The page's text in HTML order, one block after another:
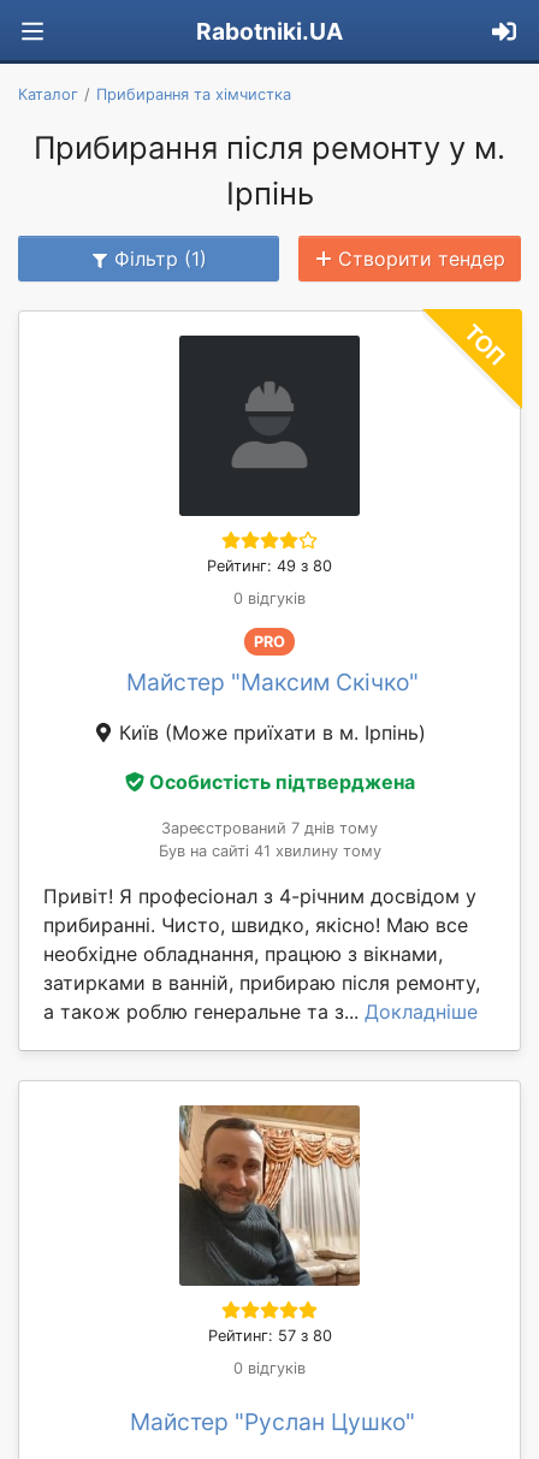
Rabotniki.UA
Каталог Прибирання та хімчистка
Прибирання після ремонту у м.
Ірпінь
Фільтр (1) Створити тендер
Рейтинг: 49 з 80
0 відгуків
PRO
Майстер "Максим Скічко"
Київ (Може приїхати в м. Ірпінь)
Особистість підтверджена
Зареєстрований 7 днів тому
Був на сайті 41 хвилину тому
Привіт! Я професіонал з 4-річним досвідом у
прибиранні. Чисто, швидко, якісно! Маю все
необхідне обладнання, працюю з вікнами,
затирками в ванній, прибираю після ремонту,
а також роблю генеральне та з... Докладніше
Рейтинг: 57 з 80
0 відгуків
Майстер "Руслан Цушко"